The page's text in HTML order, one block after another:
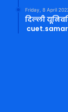
Friday, 8 April
दिल्ली